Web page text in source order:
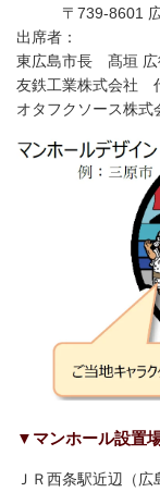
〒739-8601 広
出席者
東広島市長 髙垣
友鉄工業株式
オタフクソース
▼マンホール設置
ＪＲ西条駅近辺（